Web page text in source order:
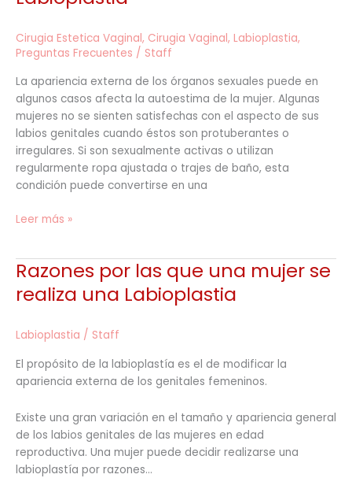
Cirugia Estetica Vaginal, Cirugia Vaginal, Labioplastia,
Preguntas Frecuentes / Staff
La apariencia externa de los órganos sexuales puede en
algunos casos afecta la autoestima de la mujer. Algunas
mujeres no se sienten satisfechas con el aspecto de sus
labios genitales cuando éstos son protuberantes o
irregulares. Si son sexualmente activas o utilizan
regularmente ropa ajustada o trajes de baño, esta
condición puede convertirse en una
una
Leer más »
Razones por las que una mujer se
realiza una Labioplastia
Labioplastia / Staff
El propósito de la labioplastía es el de modificar la
apariencia externa de los genitales femeninos.
Existe una gran variación en el tamaño y apariencia general
de los labios genitales de las mujeres en edad
reproductiva. Una mujer puede decidir realizarse una
labioplastía por razones…
Razones
las
una
se
realiza
Labioplastia